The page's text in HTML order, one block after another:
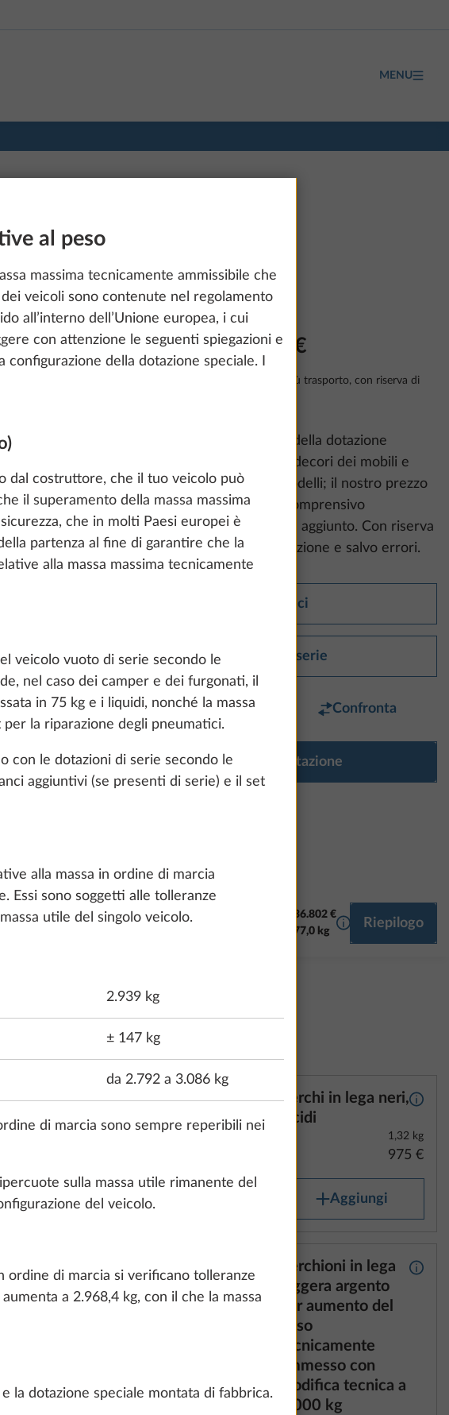
MENU
a partire da 36.600 €
Franco stabilimento, incl. IVA al 19% più trasporto, con riserva di
le immagini della dotazione
mostrate possono raffigurare decori dei mobili e
tappezzerie di altre serie e modelli; il nostro prezzo
consigliato non vincolante è comprensivo
dell’imposta di legge sul valore aggiunto. Con riserva
di modifiche a struttura e dotazione e salvo errori.
Dati tecnici
Dotazioni di serie
Preferito Confronta
Configura dotazione
36.802 €
77,0 kg
MaggioriRiepilogo
CLIMATIZZATORE MULTIMEDIA
Cerchi in acciaio
con copriruota
Maggiori informazioniCerchi in lega neri,
lucidi
1,32 kg
975 €
Aggiungi
Cerchi in lega
Maggiori informazioni
Cerchioni in lega
leggera argento
per aumento del
peso
tecnicamente
ammesso con
modifica tecnica a
2.000 kg
al peso
massima tecnicamente ammissibile che
veicoli sono contenute nel regolamento
all’interno dell’Unione europea, i cui
con attenzione le seguenti spiegazioni e
della dotazione speciale. I
dal costruttore, che il tuo veicolo può
il superamento della massa massima
che in molti Paesi europei è
partenza al fine di garantire che la
alla massa massima tecnicamente
veicolo vuoto di serie secondo le
nel caso dei camper e dei furgonati, il
in 75 kg e i liquidi, nonché la massa
per la riparazione degli pneumatici.
con le dotazioni di serie secondo le
aggiuntivi (se presenti di serie) e il set
alla massa in ordine di marcia
Essi sono soggetti alle tolleranze
utile del singolo veicolo.
2.939 kg
± 147 kg
da 2.792 a 3.086 kg
di marcia sono sempre reperibili nei
sulla massa utile rimanente del
del veicolo.
ordine di marcia si verificano tolleranze
a 2.968,4 kg, con il che la massa
la dotazione speciale montata di fabbrica.